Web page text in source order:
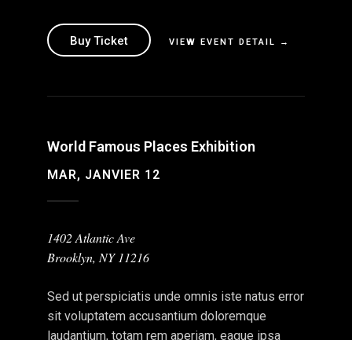
Buy Ticket VIEW EVENT DETAIL →
World Famous Places Exhibition
MAR, JANVIER 12
1402 Atlantic Ave
Brooklyn, NY 11216
Sed ut perspiciatis unde omnis iste natus error
sit voluptatem accusantium doloremque
laudantium, totam rem aperiam, eaque ipsa